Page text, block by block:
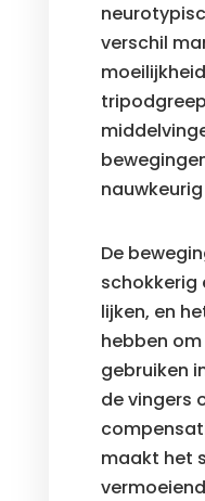
verschil
De
schokkerig
lijken, en
hebben
gebruiken
de vingers
maakt het